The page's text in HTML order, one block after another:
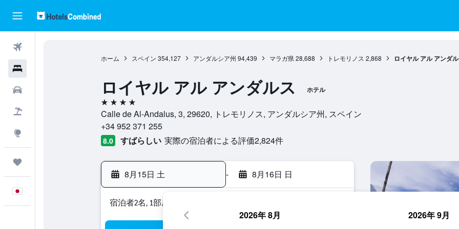
ホーム スペイン 354,127 アンダルシア州 94,439 マラガ県 28,688 トレモリノス 2,868 ロイヤル アル アンダ
ロイヤル アル アンダルス ホテル
4つ星
Calle de Al-Andalus, 3, 29620, トレモリノス, アンダルシア州, スペイン
+34 952 371 255
8.0 すばらしい 実際の宿泊者による評価2,824​件
8月15日 土 - 8月16日 日
宿泊者2名, 1​部屋
2026年 8月 2026年 9月